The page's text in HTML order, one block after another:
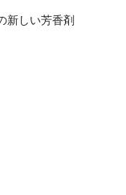
新しい芳香剤